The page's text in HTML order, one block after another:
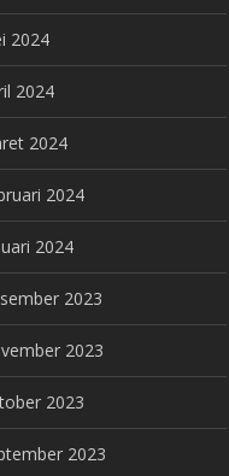
2024
2024
2024
2024
2024
2023
2023
2023
2023